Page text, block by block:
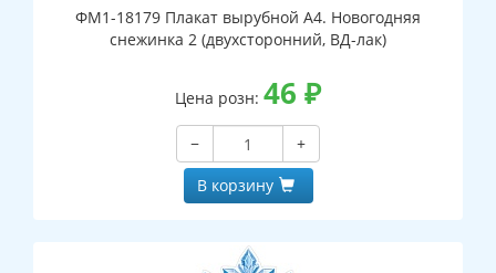
ФМ1-18179 Плакат вырубной А4. Новогодняя
снежинка 2 (двухсторонний, ВД-лак)
Цена розн: 46 ₽
−
+
В корзину